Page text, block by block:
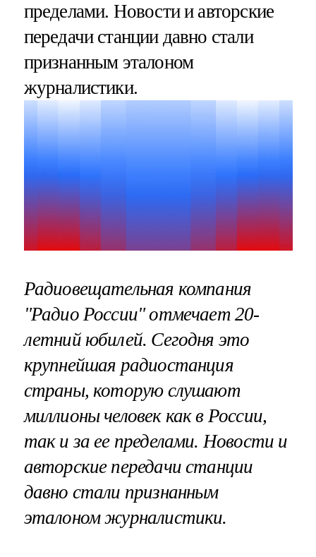
пределами. Новости и авторские
передачи станции давно стали
признанным эталоном
журналистики.
Радиовещательная компания
"Радио России" отмечает 20-
летний юбилей. Сегодня это
крупнейшая радиостанция
страны, которую слушают
миллионы человек как в России,
так и за ее пределами. Новости и
авторские передачи станции
давно стали признанным
эталоном журналистики.